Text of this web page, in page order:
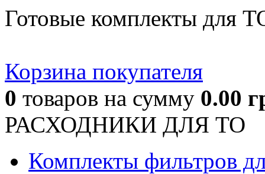
Готовые комплекты для
Корзина покупателя
0 товаров на сумму 0.00
РАСХОДНИКИ ДЛЯ ТО
Комплекты фильтров